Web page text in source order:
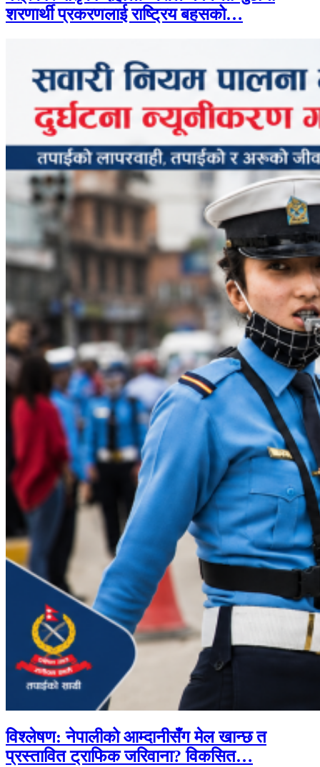
शरणार्थी प्रकरणलाई राष्ट्रिय बहसको…
विश्लेषण: नेपालीको आम्दानीसँग मेल खान्छ त
प्रस्तावित ट्राफिक जरिवाना? विकसित…